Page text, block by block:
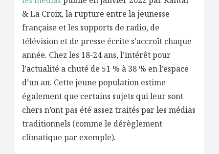
& La Croix, la rupture entre la jeunesse
française et les supports de radio, de
télévision et de presse écrite s’accroît chaque
année. Chez les 18-24 ans, l’intérêt pour
l’actualité a chuté de 51 % à 38 % en l’espace
d’un an. Cette jeune population estime
également que certains sujets qui leur sont
chers n’ont pas été assez traités par les médias
traditionnels (comme le dérèglement
climatique par exemple).